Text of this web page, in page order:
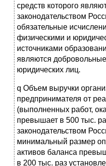
средств которого
законодательством
обязательные
физическими и
источниками
являются
юридических лиц.
q Объем выручки
предпринимателя от
(выполненных работ,
превышает в 500 тыс.
законодательством
минимальный размер
активов баланса
в 200 тыс. раз